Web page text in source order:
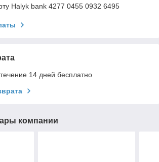
Halyk bank 4277 0455 0932 6495
14 дней бесплатно
компании